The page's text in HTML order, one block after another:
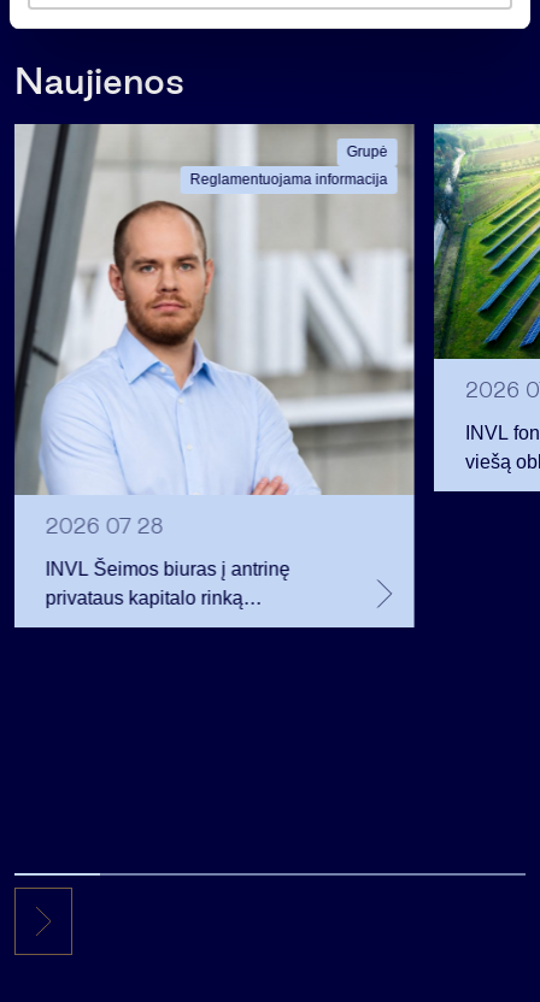
s
Naujienos
Grupė
Reglamentuojama informacija
2026 07 28
INVL Šeimos biuras į antrinę
privataus kapitalo rinką
investuojantį fondą pritraukė 17,4
2026
INVL
viešą
12 mln.